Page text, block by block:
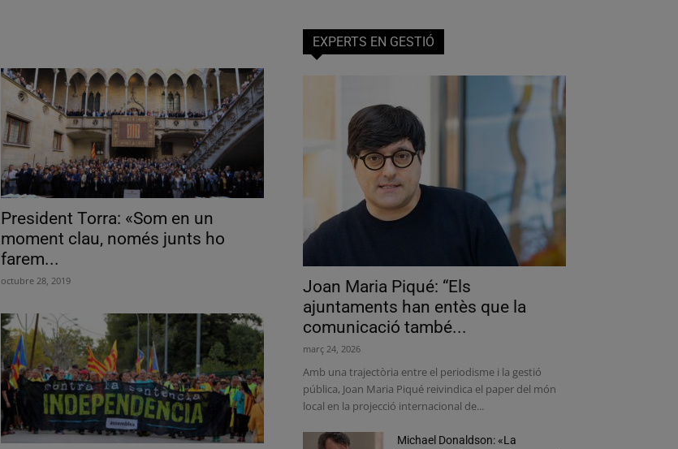
President Torra: «Som en un
moment clau, només junts ho
farem...
octubre 28, 2019
EXPERTS EN GESTIÓ
Joan Maria Piqué: “Els
ajuntaments han entès que la
comunicació també...
març 24, 2026
Amb una trajectòria entre el periodisme i la gestió
pública, Joan Maria Piqué reivindica el paper del món
local en la projecció internacional de...
Michael Donaldson: «La